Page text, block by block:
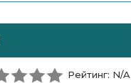
Рейтинг: N/A